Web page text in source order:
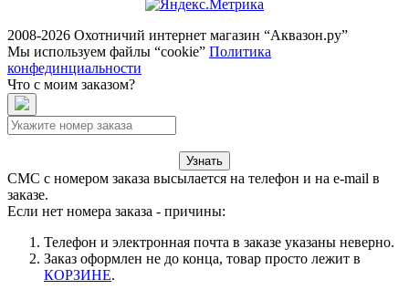
2008-2026 Охотничий интернет магазин “Аквазон.ру”
Мы используем файлы “cookie” Политика
конфединциальности
Что с моим заказом?
Узнать
СМС с номером заказа высылается на телефон и на e-mail в
заказе.
Если нет номера заказа - причины:
Телефон и электронная почта в заказе указаны неверно.
Заказ оформлен не до конца, товар просто лежит в
КОРЗИНЕ.